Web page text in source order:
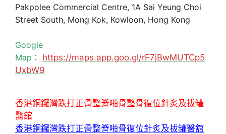
Pakpolee Commercial Centre, 1A Sai Yeung Choi
Street South, Mong Kok, Kowloon, Hong Kong
Google
Map： https://maps.app.goo.gl/rF7jBwMUTCp5
UxbW9
香港銅鑼灣跌打正骨整脊啪骨整骨復位針炙及拔罐
醫舘
香港銅鑼灣跌打正骨整脊啪骨復位針炙及拔罐醫舘